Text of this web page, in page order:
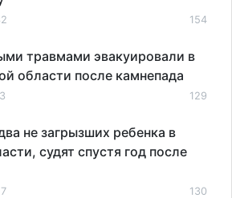
154
травмами эвакуировали в
области после камнепада
129
не загрызших ребенка в
судят спустя год после
130